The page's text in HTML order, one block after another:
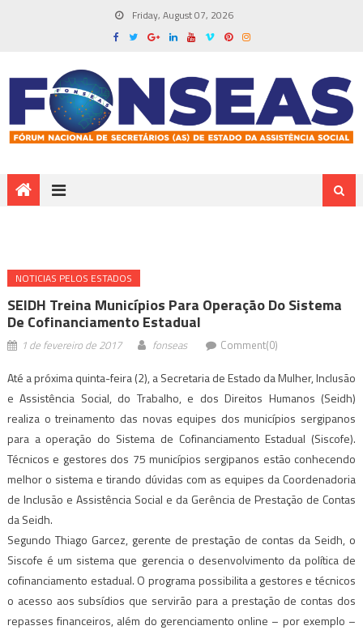
Friday, August 07, 2026
NOTICIAS PELOS ESTADOS
SEIDH Treina Municípios Para Operação Do Sistema
De Cofinanciamento Estadual
1 de fevereiro de 2017 fonseas Comment(0)
Até a próxima quinta-feira (2), a Secretaria de Estado da Mulher, Inclusão
e Assistência Social, do Trabalho, e dos Direitos Humanos (Seidh)
realiza o treinamento das novas equipes dos municípios sergipanos
para a operação do Sistema de Cofinanciamento Estadual (Siscofe).
Técnicos e gestores dos 75 municípios sergipanos estão conhecendo
melhor o sistema e tirando dúvidas com as equipes da Coordenadoria
de Inclusão e Assistência Social e da Gerência de Prestação de Contas
da Seidh.
Segundo Thiago Garcez, gerente de prestação de contas da Seidh, o
Siscofe é um sistema que gerencia o desenvolvimento da política de
cofinanciamento estadual. O programa possibilita a gestores e técnicos
o acesso aos subsídios que servirão para a prestação de contas dos
repasses financeiros, além do gerenciamento online – por exemplo –